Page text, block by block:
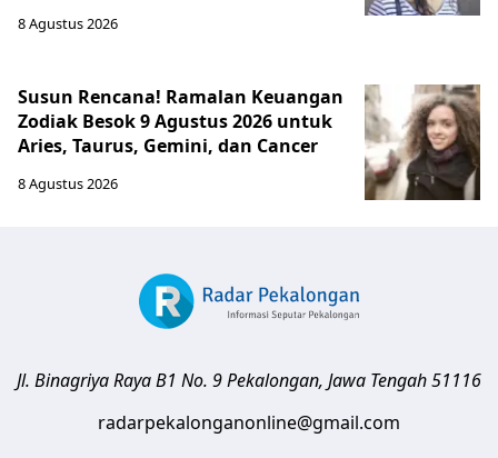
8 Agustus 2026
Susun Rencana! Ramalan Keuangan
Zodiak Besok 9 Agustus 2026 untuk
Aries, Taurus, Gemini, dan Cancer
8 Agustus 2026
Jl. Binagriya Raya B1 No. 9Pekalongan, Jawa Tengah51116
radarpekalonganonline@gmail.com